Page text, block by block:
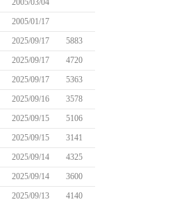
2005/03/04
2005/01/17
2025/09/17
5883
2025/09/17
4720
2025/09/17
5363
2025/09/16
3578
2025/09/15
5106
2025/09/15
3141
2025/09/14
4325
2025/09/14
3600
2025/09/13
4140